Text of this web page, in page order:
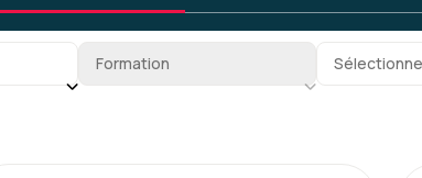
Formation : IA générative,
Sous-sous-catégorie
Formation Tag